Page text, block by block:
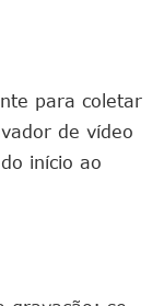
para coletar
de vídeo
início ao